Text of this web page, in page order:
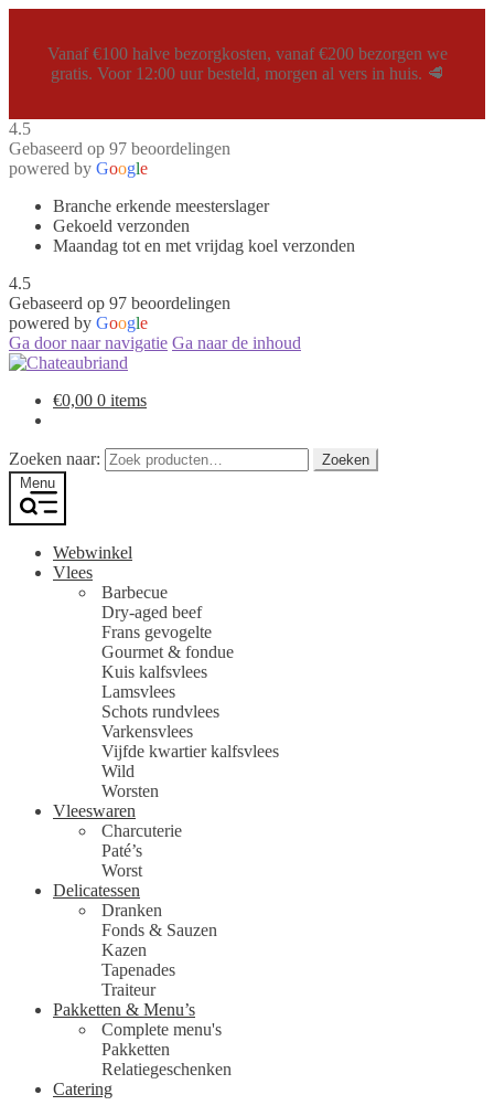
Vanaf €100 halve bezorgkosten, vanaf €200 bezorgen we
gratis. Voor 12:00 uur besteld, morgen al vers in huis. 🥩
4.5
Gebaseerd op 97 beoordelingen
powered by Google
Branche erkende meesterslager
Gekoeld verzonden
Maandag tot en met vrijdag koel verzonden
4.5
Gebaseerd op 97 beoordelingen
powered by Google
Ga door naar navigatie Ga naar de inhoud
€0,00 0 items
Zoeken naar:
Zoeken
Menu
Webwinkel
Vlees
Barbecue
Dry-aged beef
Frans gevogelte
Gourmet & fondue
Kuis kalfsvlees
Lamsvlees
Schots rundvlees
Varkensvlees
Vijfde kwartier kalfsvlees
Wild
Worsten
Vleeswaren
Charcuterie
Paté’s
Worst
Delicatessen
Dranken
Fonds & Sauzen
Kazen
Tapenades
Traiteur
Pakketten & Menu’s
Complete menu's
Pakketten
Relatiegeschenken
Catering